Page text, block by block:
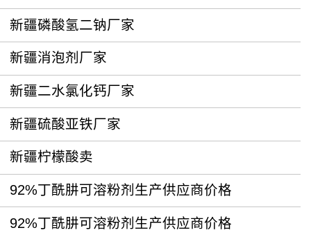
新疆磷酸氢二钠厂家
新疆消泡剂厂家
新疆二水氯化钙厂家
新疆硫酸亚铁厂家
新疆柠檬酸卖
92%丁酰肼可溶粉剂生产供应商价格
92%丁酰肼可溶粉剂生产供应商价格